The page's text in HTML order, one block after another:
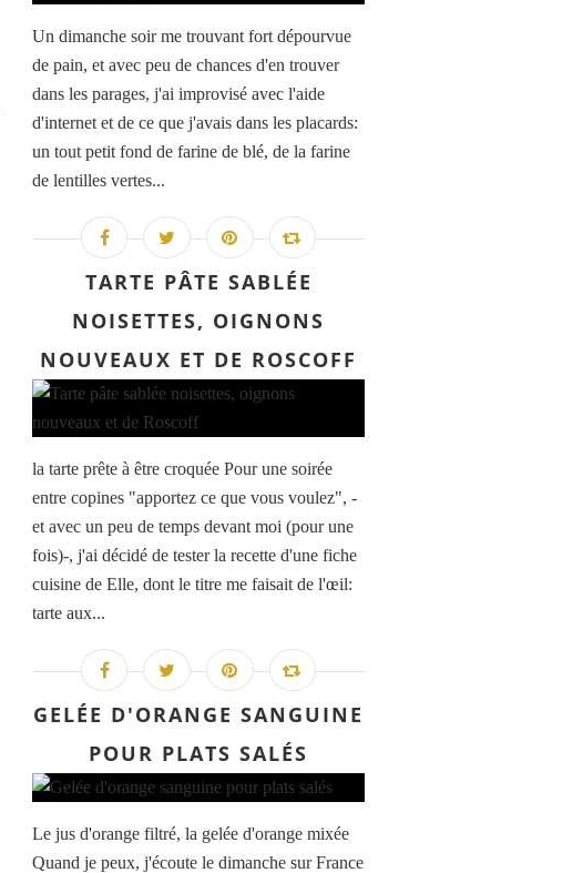
Un dimanche soir me trouvant fort dépourvue
de pain, et avec peu de chances d'en trouver
dans les parages, j'ai improvisé avec l'aide
d'internet et de ce que j'avais dans les placards:
un tout petit fond de farine de blé, de la farine
de lentilles vertes...
TARTE PÂTE SABLÉE
NOISETTES, OIGNONS
NOUVEAUX ET DE ROSCOFF
la tarte prête à être croquée Pour une soirée
entre copines "apportez ce que vous voulez", -
et avec un peu de temps devant moi (pour une
fois)-, j'ai décidé de tester la recette d'une fiche
cuisine de Elle, dont le titre me faisait de l'œil:
tarte aux...
GELÉE D'ORANGE SANGUINE
POUR PLATS SALÉS
Le jus d'orange filtré, la gelée d'orange mixée
Quand je peux, j'écoute le dimanche sur France